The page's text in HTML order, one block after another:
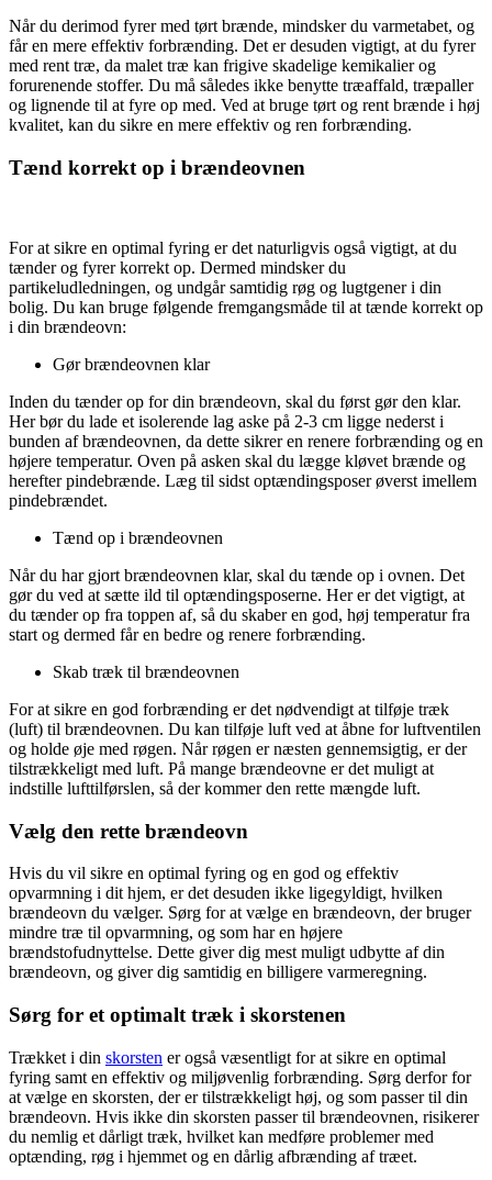
Når du derimod fyrer med tørt brænde, mindsker du varmetabet, og
får en mere effektiv forbrænding. Det er desuden vigtigt, at du fyrer
med rent træ, da malet træ kan frigive skadelige kemikalier og
forurenende stoffer. Du må således ikke benytte træaffald, træpaller
og lignende til at fyre op med. Ved at bruge tørt og rent brænde i høj
kvalitet, kan du sikre en mere effektiv og ren forbrænding.
Tænd korrekt op i brændeovnen
For at sikre en optimal fyring er det naturligvis også vigtigt, at du
tænder og fyrer korrekt op. Dermed mindsker du
partikeludledningen, og undgår samtidig røg og lugtgener i din
bolig. Du kan bruge følgende fremgangsmåde til at tænde korrekt op
i din brændeovn:
Gør brændeovnen klar
Inden du tænder op for din brændeovn, skal du først gør den klar.
Her bør du lade et isolerende lag aske på 2-3 cm ligge nederst i
bunden af brændeovnen, da dette sikrer en renere forbrænding og en
højere temperatur. Oven på asken skal du lægge kløvet brænde og
herefter pindebrænde. Læg til sidst optændingsposer øverst imellem
pindebrændet.
Tænd op i brændeovnen
Når du har gjort brændeovnen klar, skal du tænde op i ovnen. Det
gør du ved at sætte ild til optændingsposerne. Her er det vigtigt, at
du tænder op fra toppen af, så du skaber en god, høj temperatur fra
start og dermed får en bedre og renere forbrænding.
Skab træk til brændeovnen
For at sikre en god forbrænding er det nødvendigt at tilføje træk
(luft) til brændeovnen. Du kan tilføje luft ved at åbne for luftventilen
og holde øje med røgen. Når røgen er næsten gennemsigtig, er der
tilstrækkeligt med luft. På mange brændeovne er det muligt at
indstille lufttilførslen, så der kommer den rette mængde luft.
Vælg den rette brændeovn
Hvis du vil sikre en optimal fyring og en god og effektiv
opvarmning i dit hjem, er det desuden ikke ligegyldigt, hvilken
brændeovn du vælger. Sørg for at vælge en brændeovn, der bruger
mindre træ til opvarmning, og som har en højere
brændstofudnyttelse. Dette giver dig mest muligt udbytte af din
brændeovn, og giver dig samtidig en billigere varmeregning.
Sørg for et optimalt træk i skorstenen
Trækket i din skorsten er også væsentligt for at sikre en optimal
fyring samt en effektiv og miljøvenlig forbrænding. Sørg derfor for
at vælge en skorsten, der er tilstrækkeligt høj, og som passer til din
brændeovn. Hvis ikke din skorsten passer til brændeovnen, risikerer
du nemlig et dårligt træk, hvilket kan medføre problemer med
optænding, røg i hjemmet og en dårlig afbrænding af træet.